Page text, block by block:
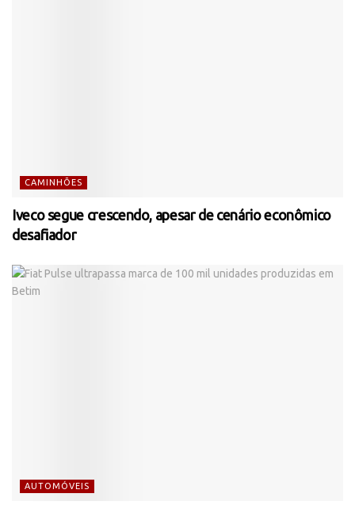
CAMINHÕES
Iveco segue crescendo, apesar de cenário econômico
desafiador
AUTOMÓVEIS